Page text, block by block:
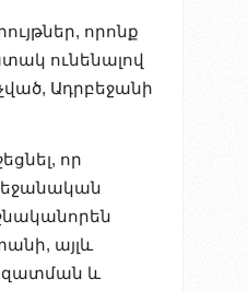
որոնք
ունենալով
Ադրբեջանի
որ
այլև
և